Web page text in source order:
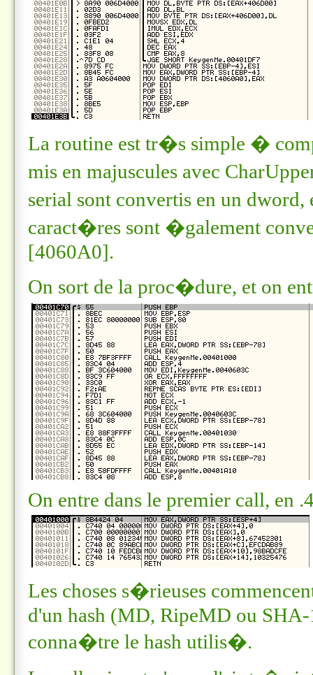
La routine est tr�s simple �
mis en majuscules avec
serial sont convertis en un
caract�res sont �galement
[4060A0].
On sort de la proc�dure, et on
On entre dans le premier call, en
Les choses s�rieuses
d'un hash (MD, RipeMD ou
conna�tre le hash utilis�.